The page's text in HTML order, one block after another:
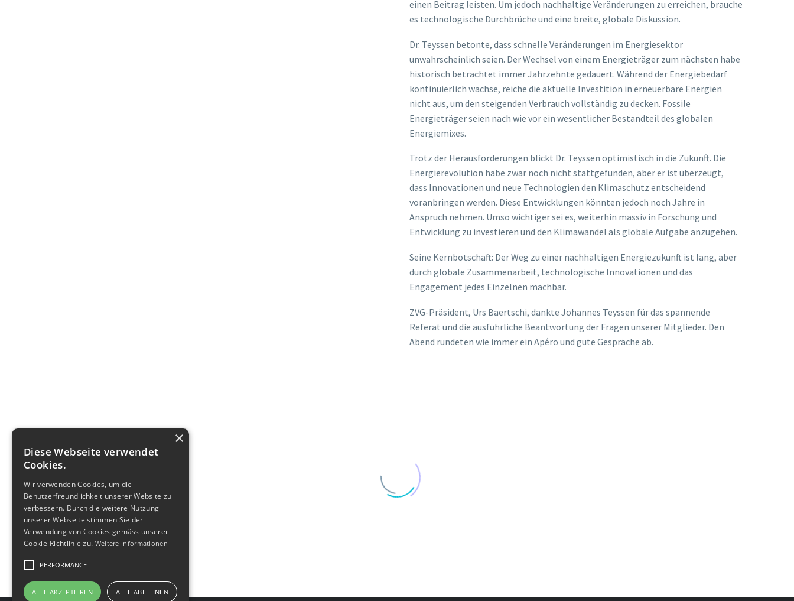
einen Beitrag leisten. Um jedoch nachhaltige Veränderungen zu erreichen, brauche
es technologische Durchbrüche und eine breite, globale Diskussion.
Dr. Teyssen betonte, dass schnelle Veränderungen im Energiesektor
unwahrscheinlich seien. Der Wechsel von einem Energieträger zum nächsten habe
historisch betrachtet immer Jahrzehnte gedauert. Während der Energiebedarf
kontinuierlich wachse, reiche die aktuelle Investition in erneuerbare Energien
nicht aus, um den steigenden Verbrauch vollständig zu decken. Fossile
Energieträger seien nach wie vor ein wesentlicher Bestandteil des globalen
Energiemixes.
Trotz der Herausforderungen blickt Dr. Teyssen optimistisch in die Zukunft. Die
Energierevolution habe zwar noch nicht stattgefunden, aber er ist überzeugt,
dass Innovationen und neue Technologien den Klimaschutz entscheidend
voranbringen werden. Diese Entwicklungen könnten jedoch noch Jahre in
Anspruch nehmen. Umso wichtiger sei es, weiterhin massiv in Forschung und
Entwicklung zu investieren und den Klimawandel als globale Aufgabe anzugehen.
Seine Kernbotschaft: Der Weg zu einer nachhaltigen Energiezukunft ist lang, aber
durch globale Zusammenarbeit, technologische Innovationen und das
Engagement jedes Einzelnen machbar.
ZVG-Präsident, Urs Baertschi, dankte Johannes Teyssen für das spannende
Referat und die ausführliche Beantwortung der Fragen unserer Mitglieder. Den
Abend rundeten wie immer ein Apéro und gute Gespräche ab.
×
Diese Webseite verwendet
Cookies.
Wir verwenden Cookies, um die
Benutzerfreundlichkeit unserer Website zu
verbessern. Durch die weitere Nutzung
unserer Webseite stimmen Sie der
Verwendung von Cookies gemäss unserer
Cookie-Richtlinie zu. Weitere Informationen
PERFORMANCE
ALLE AKZEPTIEREN ALLE ABLEHNEN